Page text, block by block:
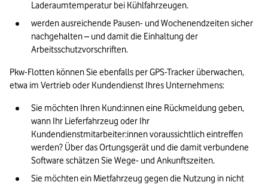
Laderaumtemperatur bei Kühlfahrzeugen.
werden ausreichende Pausen- und Wochenendzeiten sicher
nachgehalten – und damit die Einhaltung der
Arbeitsschutzvorschriften.
Pkw-Flotten können Sie ebenfalls per GPS-Tracker überwachen,
etwa im Vertrieb oder Kundendienst Ihres Unternehmens:
Sie möchten Ihren Kund:innen eine Rückmeldung geben,
wann Ihr Lieferfahrzeug oder Ihr
Kundendienstmitarbeiter:innen voraussichtlich eintreffen
werden? Über das Ortungsgerät und die damit verbundene
Software schätzen Sie Wege- und Ankunftszeiten.
Sie möchten ein Mietfahrzeug gegen die Nutzung in nicht